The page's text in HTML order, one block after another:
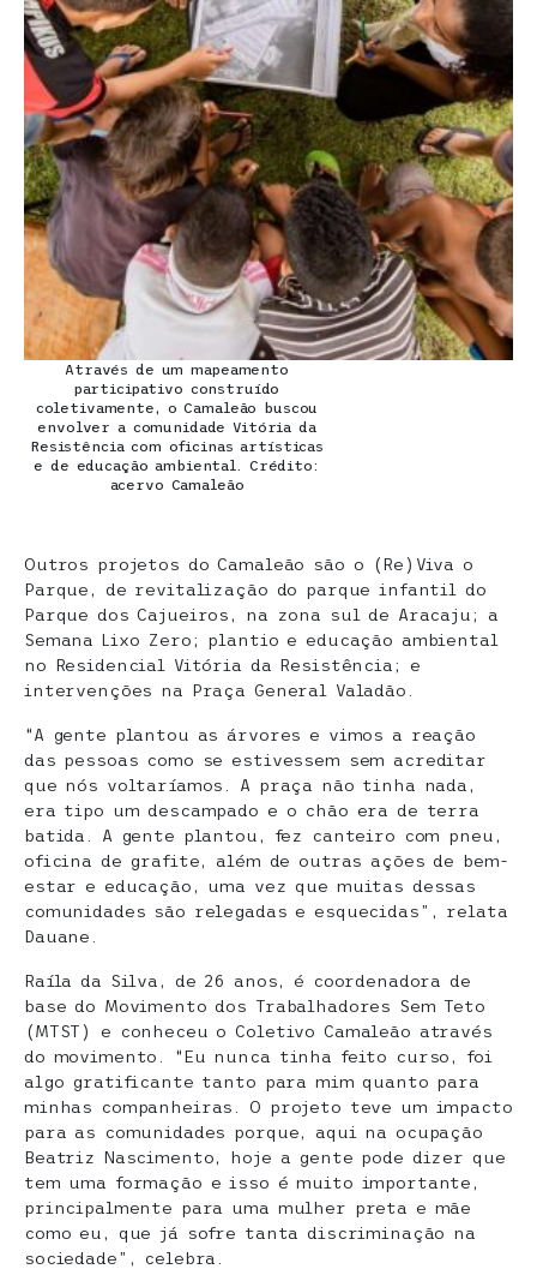
Através de um mapeamento
participativo construído
coletivamente, o Camaleão buscou
envolver a comunidade Vitória da
Resistência com oficinas artísticas
e de educação ambiental. Crédito:
acervo Camaleão
Outros projetos do Camaleão são o (Re)Viva o
Parque, de revitalização do parque infantil do
Parque dos Cajueiros, na zona sul de Aracaju; a
Semana Lixo Zero; plantio e educação ambiental
no Residencial Vitória da Resistência; e
intervenções na Praça General Valadão.
“A gente plantou as árvores e vimos a reação
das pessoas como se estivessem sem acreditar
que nós voltaríamos. A praça não tinha nada,
era tipo um descampado e o chão era de terra
batida. A gente plantou, fez canteiro com pneu,
oficina de grafite, além de outras ações de bem-
estar e educação, uma vez que muitas dessas
comunidades são relegadas e esquecidas”, relata
Dauane.
Raíla da Silva, de 26 anos, é coordenadora de
base do Movimento dos Trabalhadores Sem Teto
(MTST) e conheceu o Coletivo Camaleão através
do movimento. “Eu nunca tinha feito curso, foi
algo gratificante tanto para mim quanto para
minhas companheiras. O projeto teve um impacto
para as comunidades porque, aqui na ocupação
Beatriz Nascimento, hoje a gente pode dizer que
tem uma formação e isso é muito importante,
principalmente para uma mulher preta e mãe
como eu, que já sofre tanta discriminação na
sociedade”, celebra.